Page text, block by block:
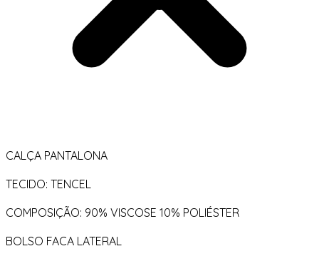
CALÇA PANTALONA
TECIDO: TENCEL
COMPOSIÇÃO: 90% VISCOSE 10% POLIÉSTER
BOLSO FACA LATERAL